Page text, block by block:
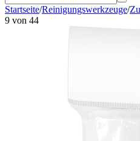
Startseite/Reinigungswerkzeuge/
9 von 44